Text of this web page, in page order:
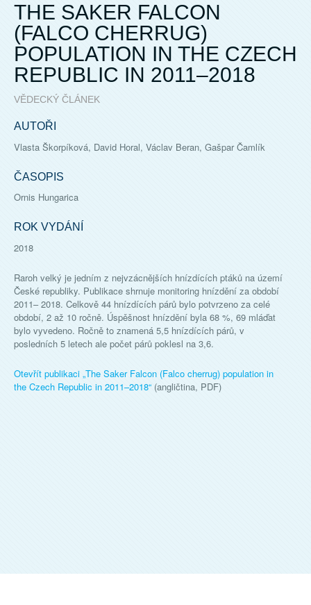
THE SAKER FALCON
(FALCO CHERRUG)
POPULATION IN THE CZECH
REPUBLIC IN 2011–2018
VĚDECKÝ ČLÁNEK
AUTOŘI
Vlasta Škorpíková, David Horal, Václav Beran, Gašpar Čamlík
ČASOPIS
Ornis Hungarica
ROK VYDÁNÍ
2018
Raroh velký je jedním z nejvzácnějších hnízdících ptáků na území
České republiky. Publikace shrnuje monitoring hnízdění za období
2011– 2018. Celkově 44 hnízdících párů bylo potvrzeno za celé
období, 2 až 10 ročně. Úspěšnost hnízdění byla 68 %, 69 mláďat
bylo vyvedeno. Ročně to znamená 5,5 hnízdících párů, v
posledních 5 letech ale počet párů poklesl na 3,6.
Otevřít publikaci „The Saker Falcon (Falco cherrug) population in
the Czech Republic in 2011–2018“ (angličtina, PDF)